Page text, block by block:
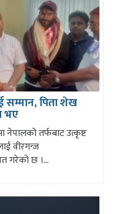
पिता शेख
भए
नेपालको तर्फबाट उत्कृष्ट
वीरगन्ज
गरेको छ ।...